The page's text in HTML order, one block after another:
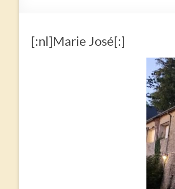
[:nl]Marie José[:]